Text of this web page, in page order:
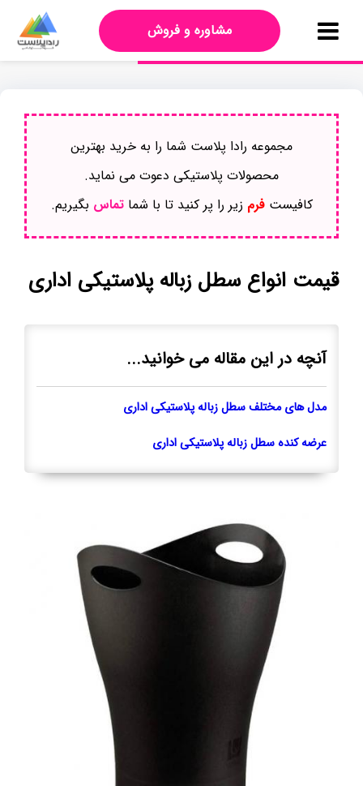
مشاوره و فروش
مجموعه رادا پلاست شما را به خرید بهترین
محصولات پلاستیکی دعوت می نماید.
کافیستفرم زیر را پر کنید تا با شماتماس بگیریم.
قیمت انواع سطل زباله پلاستیکی اداری
آنچه در این مقاله می خوانید...
مدل های مختلف سطل زباله پلاستیکی اداری
عرضه کنده سطل زباله پلاستیکی اداری